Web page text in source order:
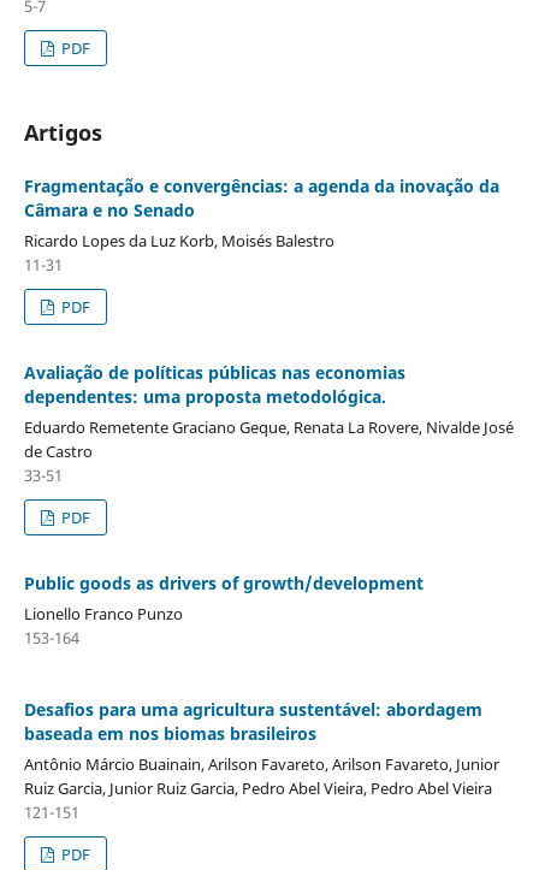
5-7
PDF
Artigos
Fragmentação e convergências: a agenda da inovação da
Câmara e no Senado
Ricardo Lopes da Luz Korb, Moisés Balestro
11-31
PDF
Avaliação de políticas públicas nas economias
dependentes: uma proposta metodológica.
Eduardo Remetente Graciano Geque, Renata La Rovere, Nivalde José
de Castro
33-51
PDF
Public goods as drivers of growth/development
Lionello Franco Punzo
153-164
Desafios para uma agricultura sustentável: abordagem
baseada em nos biomas brasileiros
Antônio Márcio Buainain, Arilson Favareto, Arilson Favareto, Junior
Ruiz Garcia, Junior Ruiz Garcia, Pedro Abel Vieira, Pedro Abel Vieira
121-151
PDF